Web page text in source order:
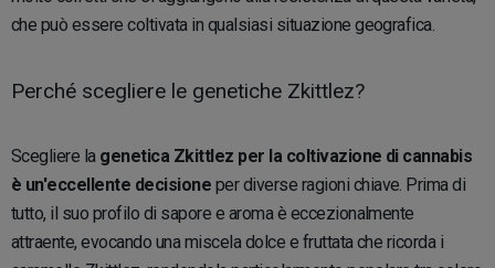
che può essere coltivata in qualsiasi situazione geografica.
Perché scegliere le genetiche Zkittlez?
Scegliere la genetica Zkittlez per la coltivazione di cannabis
è un'eccellente decisione per diverse ragioni chiave. Prima di
tutto, il suo profilo di sapore e aroma è eccezionalmente
attraente, evocando una miscela dolce e fruttata che ricorda i